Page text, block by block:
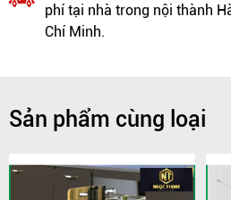
phí tại nhà trong nội thành
Chí Minh.
Sản phẩm cùng loại